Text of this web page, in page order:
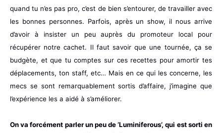
quand tu n’es pas pro, c’est de bien s’entourer, de travailler avec
les bonnes personnes. Parfois, après un show, il nous arrive
d’avoir à insister un peu auprès du promoteur local pour
récupérer notre cachet. Il faut savoir que une tournée, ça se
budgète, et que tu comptes sur ces recettes pour amortir tes
déplacements, ton staff, etc… Mais en ce qui les concerne, les
mecs se sont remarquablement sortis d’affaire, j’imagine que
l’expérience les a aidé à s’améliorer.
On va forcément parler un peu de ‘Luminiferous’, qui est sorti en